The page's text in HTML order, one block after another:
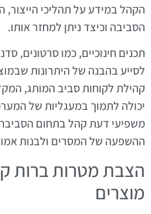
הקהל במידע על תהליכי
הסביבה וכיצד ניתן למחזר אותו.
תכנים חינוכיים, כמו סרטונים,
לסייע בהבנה של היתרונות
קהילת לקוחות סביב המותג,
יכולה לתמוך במעגליות של
משפיעי דעת קהל בתחום
ההשפעה של המסרים ולבנות
הצבת מטרות ברות
מוצרים